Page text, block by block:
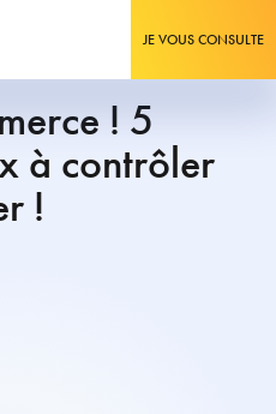
JE VOUS CONSULTE
! 5
à contrôler
!